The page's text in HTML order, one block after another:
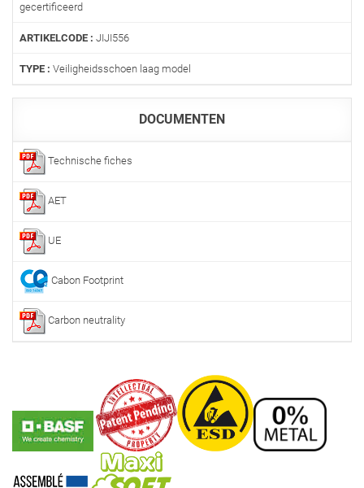
gecertificeerd
ARTIKELCODE : JIJI556
TYPE : Veiligheidsschoen laag model
DOCUMENTEN
Technische fiches
AET
UE
Cabon Footprint
Carbon neutrality